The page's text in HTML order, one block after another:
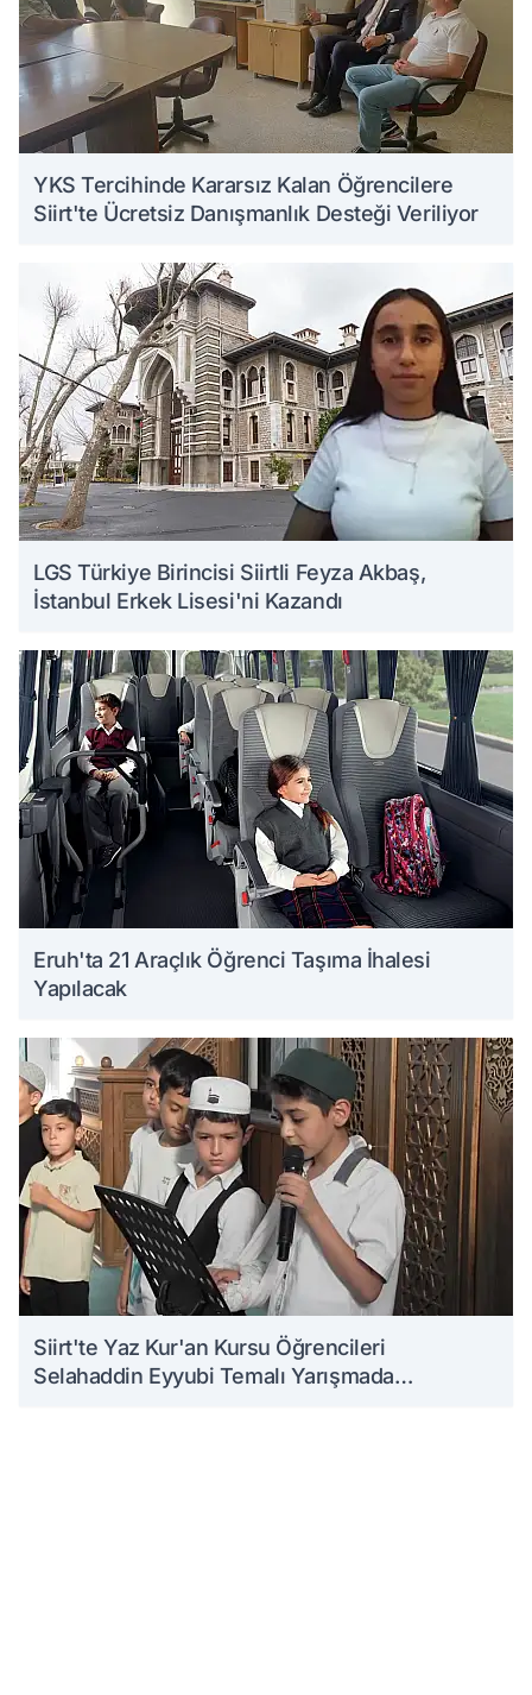
YKS Tercihinde Kararsız Kalan Öğrencilere
Siirt'te Ücretsiz Danışmanlık Desteği Veriliyor
LGS Türkiye Birincisi Siirtli Feyza Akbaş,
İstanbul Erkek Lisesi'ni Kazandı
Eruh'ta 21 Araçlık Öğrenci Taşıma İhalesi
Yapılacak
Siirt'te Yaz Kur'an Kursu Öğrencileri
Selahaddin Eyyubi Temalı Yarışmada